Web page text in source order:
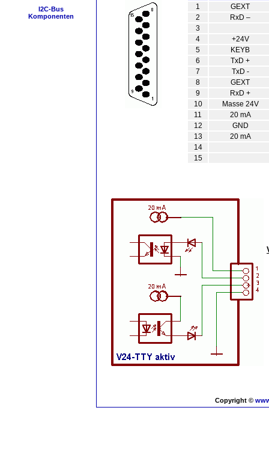
I2C-Bus
Komponenten
1
GEXT
2
RxD –
3
4
+24V
5
KEYB
6
TxD +
7
TxD -
8
GEXT
9
RxD +
10
Masse 24V
11
20 mA
12
GND
13
20 mA
14
15
Copyright ©